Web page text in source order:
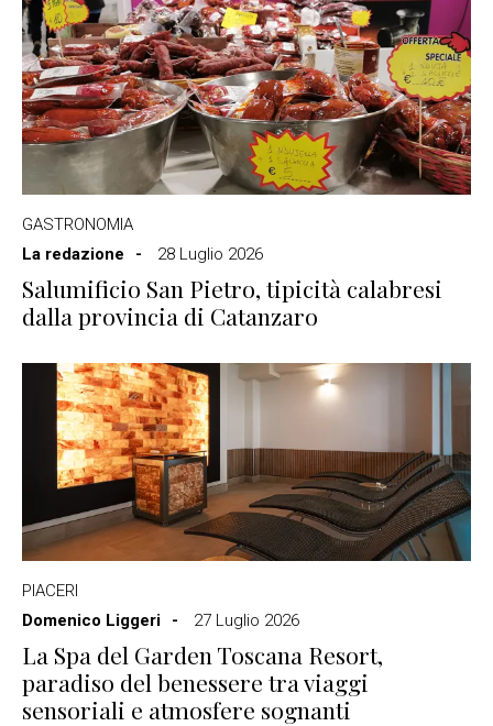
GASTRONOMIA
La redazione
28 Luglio 2026
Salumificio San Pietro, tipicità calabresi
dalla provincia di Catanzaro
PIACERI
Domenico Liggeri
27 Luglio 2026
La Spa del Garden Toscana Resort,
paradiso del benessere tra viaggi
sensoriali e atmosfere sognanti